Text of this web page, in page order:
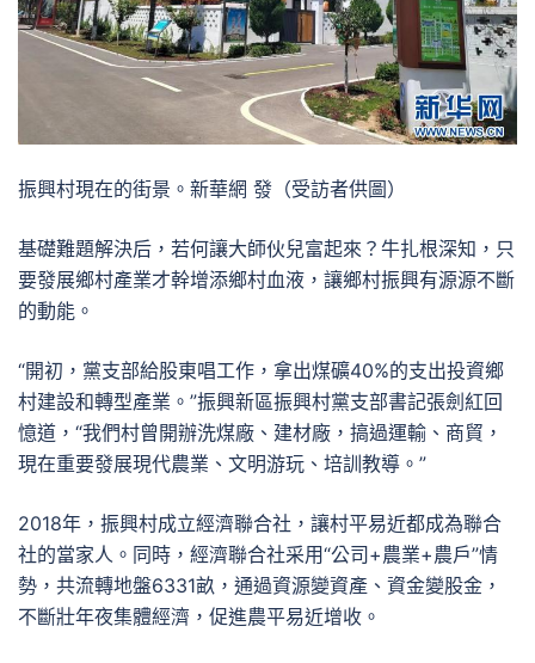
振興村現在的街景。新華網 發（受訪者供圖）
基礎難題解決后，若何讓大師伙兒富起來？牛扎根深知，只
要發展鄉村產業才幹增添鄉村血液，讓鄉村振興有源源不斷
的動能。
“開初，黨支部給股東唱工作，拿出煤礦40%的支出投資鄉
村建設和轉型產業。”振興新區振興村黨支部書記張劍紅回
憶道，“我們村曾開辦洗煤廠、建材廠，搞過運輸、商貿，
現在重要發展現代農業、文明游玩、培訓教導。”
2018年，振興村成立經濟聯合社，讓村平易近都成為聯合
社的當家人。同時，經濟聯合社采用“公司+農業+農戶”情
勢，共流轉地盤6331畝，通過資源變資產、資金變股金，
不斷壯年夜集體經濟，促進農平易近增收。